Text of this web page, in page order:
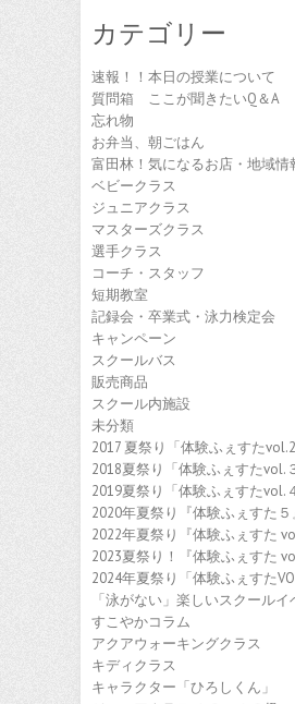
カテゴリー
速報！！本日の授業について
質問箱 ここが聞きたいQ＆A
忘れ物
お弁当、朝ごはん
富田林！気になるお店・地域情
ベビークラス
ジュニアクラス
マスターズクラス
選手クラス
コーチ・スタッフ
短期教室
記録会・卒業式・泳力検定会
キャンペーン
スクールバス
販売商品
スクール内施設
未分類
2017 夏祭り「体験ふぇすたvol.2
2018夏祭り「体験ふぇすたvol.
2019夏祭り「体験ふぇすたvol.
2020年夏祭り『体験ふぇすた５
2022年夏祭り『体験ふぇすた
2023夏祭り！『体験ふぇすた
2024年夏祭り「体験ふぇすた
「泳がない」楽しいスクール
すこやかコラム
アクアウォーキングクラス
キディクラス
キャラクター「ひろしくん」